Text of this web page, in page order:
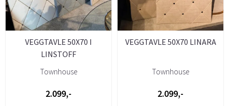
VEGGTAVLE 50X70 I
LINSTOFF
Townhouse
2.099,-
VEGGTAVLE 50X70 LINARA
Townhouse
2.099,-